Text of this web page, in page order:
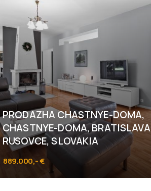
PRODAZHA CHASTNYE-DOMA,
CHASTNYE-DOMA,
RUSOVCE, SLOVAKIA
889.000,- €